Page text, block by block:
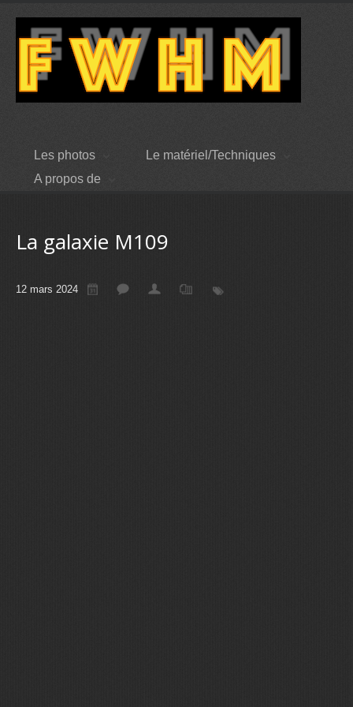
Les photos
Le matériel/Techniques
A propos de
La galaxie M109
12 mars 2024